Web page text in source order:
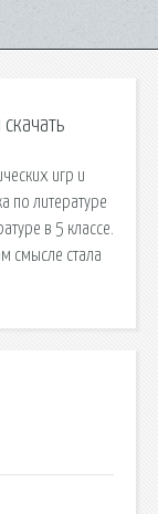
игр и
по литературе
в 5 классе.
смысле стала